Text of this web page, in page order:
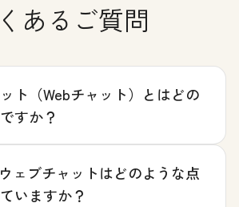
あるご質問
ト（Webチャット）とはどの
すか？
ェブチャットはどのような点
いますか？